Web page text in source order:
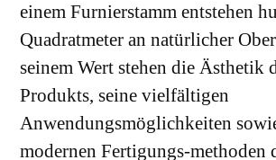
einem Furnierstamm entstehen
Quadratmeter an natürlicher
seinem Wert stehen die Ästhetik
Produkts, seine vielfältigen
Anwendungsmöglichkeiten
modernen Fertigungs-methoden